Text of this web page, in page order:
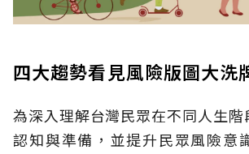
四大趨勢看見風險版圖大洗
為深入理解台灣民眾在不同人生階
認知與準備，並提升民眾風險意